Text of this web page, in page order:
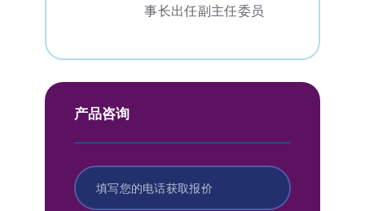
事长出任副主任委员
产品咨询